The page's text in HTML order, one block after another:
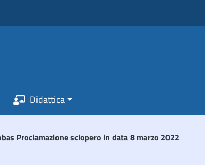
Didattica
Proclamazione sciopero in data 8 marzo 2022